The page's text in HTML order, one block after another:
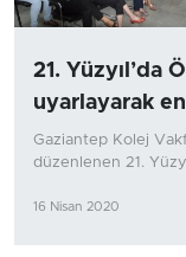
21. Yüzyıl’da
uyarlayarak
Gaziantep Kolej
düzenlenen 21.
16 Nisan 2020